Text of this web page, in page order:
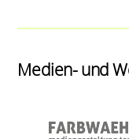
Medien- und